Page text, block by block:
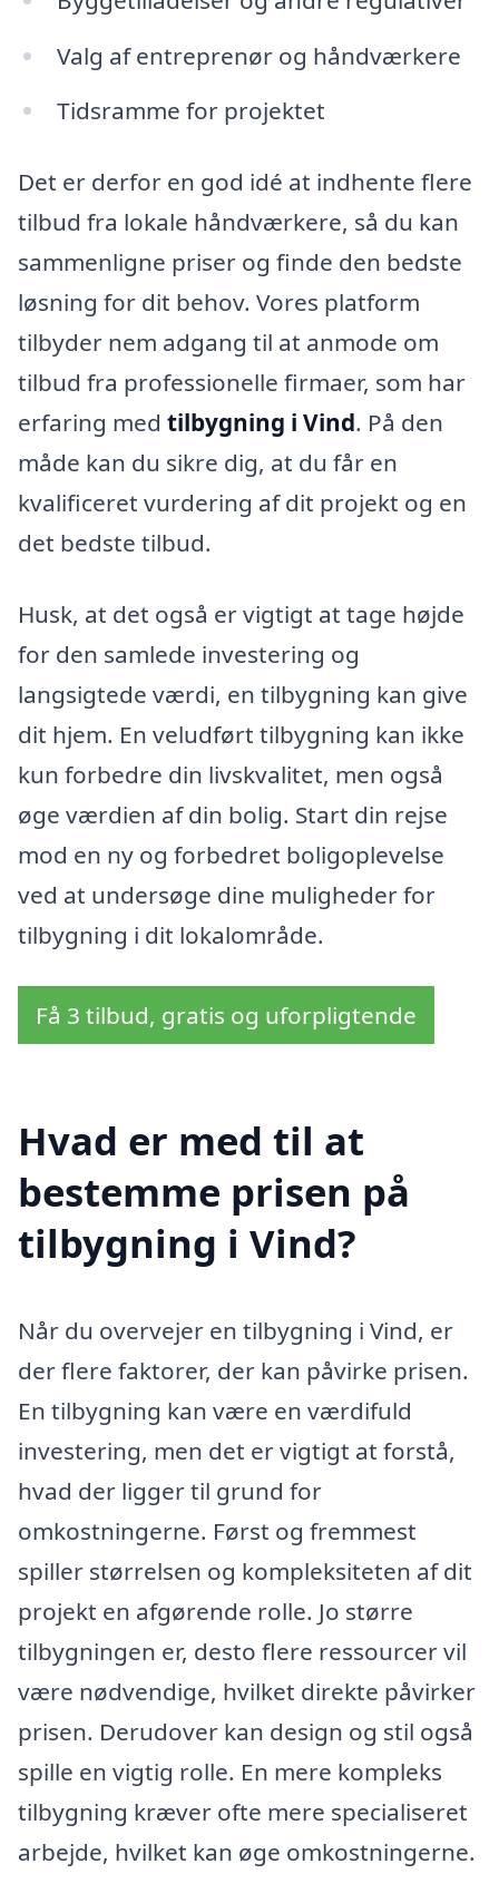
Valg af entreprenør og håndværkere
Tidsramme for projektet
Det er derfor en god idé at indhente flere
tilbud fra lokale håndværkere, så du kan
sammenligne priser og finde den bedste
løsning for dit behov. Vores platform
tilbyder nem adgang til at anmode om
tilbud fra professionelle firmaer, som har
erfaring med tilbygning i Vind. På den
måde kan du sikre dig, at du får en
kvalificeret vurdering af dit projekt og en
det bedste tilbud.
Husk, at det også er vigtigt at tage højde
for den samlede investering og
langsigtede værdi, en tilbygning kan give
dit hjem. En veludført tilbygning kan ikke
kun forbedre din livskvalitet, men også
øge værdien af din bolig. Start din rejse
mod en ny og forbedret boligoplevelse
ved at undersøge dine muligheder for
tilbygning i dit lokalområde.
Få 3 tilbud, gratis og uforpligtende
Hvad er med til at
bestemme prisen på
tilbygning i Vind?
Når du overvejer en tilbygning i Vind, er
der flere faktorer, der kan påvirke prisen.
En tilbygning kan være en værdifuld
investering, men det er vigtigt at forstå,
hvad der ligger til grund for
omkostningerne. Først og fremmest
spiller størrelsen og kompleksiteten af dit
projekt en afgørende rolle. Jo større
tilbygningen er, desto flere ressourcer vil
være nødvendige, hvilket direkte påvirker
prisen. Derudover kan design og stil også
spille en vigtig rolle. En mere kompleks
tilbygning kræver ofte mere specialiseret
arbejde, hvilket kan øge omkostningerne.